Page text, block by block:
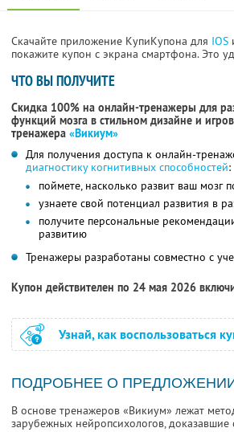
Скачайте приложение КупиКупона для IOS
покажите купон с экрана смартфона. Это
ЧТО ВЫ ПОЛУЧИТЕ
Скидка 100% на онлайн-тренажеры для
функций мозга в стильном дизайне и
тренажера «Викиум»
Для получения доступа к онлайн-
диагностику когнитивных способностей:
поймете, насколько развит ваш мозг
узнаете свой потенциал развития в
получите персональные
развитию
Тренажеры разработаны совместно с
Купон действителен по 24 мая 2026
Узнай, как воспользоваться
ПОДРОБНЕЕ О
В основе тренажеров «Викиум» лежат
зарубежных нейропсихологов,